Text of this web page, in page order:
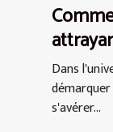
Dans
s'avérer...